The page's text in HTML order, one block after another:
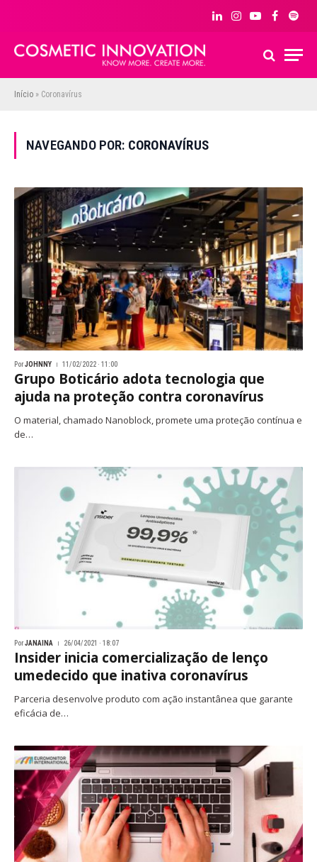
LinkedInInstagram
YouTubeFacebook
Início » Coronavírus
NAVEGANDO POR: CORONAVÍRUS
PorJOHNNY 11/02/2022 · 11:00
Grupo Boticário adota tecnologia que
ajuda na proteção contra coronavírus
O material, chamado Nanoblock, promete uma proteção contínua e
de…
PorJANAINA 26/04/2021 · 18:07
Insider inicia comercialização de lenço
umedecido que inativa coronavírus
Parceria desenvolve produto com ação instantânea que garante
eficácia de…